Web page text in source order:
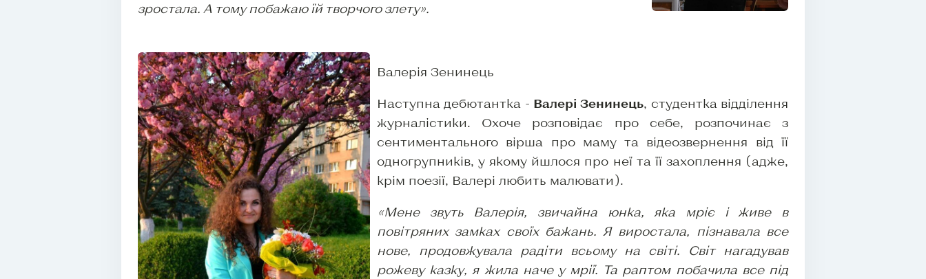
зростала. А тому побажаю їй творчого злету».
Валерія Зенинець
Наступна дебютантка - Валері Зенинець, студентка відділення
журналістики. Охоче розповідає про себе, розпочинає з
сентиментального вірша про маму та відеозвернення від її
одногрупників, у якому йшлося про неї та її захоплення (адже,
крім поезії, Валері любить малювати).
«Мене звуть Валерія, звичайна юнка, яка мріє і живе в
повітряних замках своїх бажань. Я виростала, пізнавала все
нове, продовжувала радіти всьому на світі. Світ нагадував
рожеву казку, я жила наче у мрії. Та раптом побачила все під